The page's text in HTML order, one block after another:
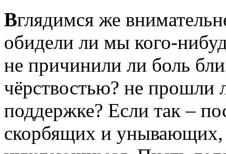
Вглядимся же
обидели ли мы кого-
не причинили ли боль
чёрствостью? не прошли
поддержке? Если так –
скорбящих и